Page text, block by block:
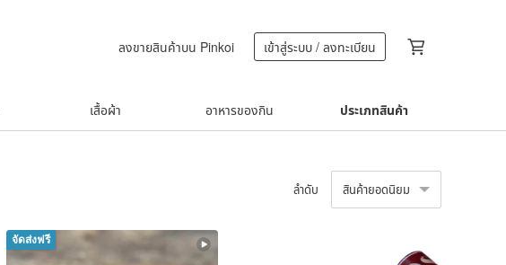
ลงขายสินค้าบน Pinkoi เข้าสู่ระบบ / ลงทะเบียน
เสื้อผ้า อาหารของกิน ประเภทสินค้า
ลำดับ สินค้ายอดนิยม
จัดส่งฟรี